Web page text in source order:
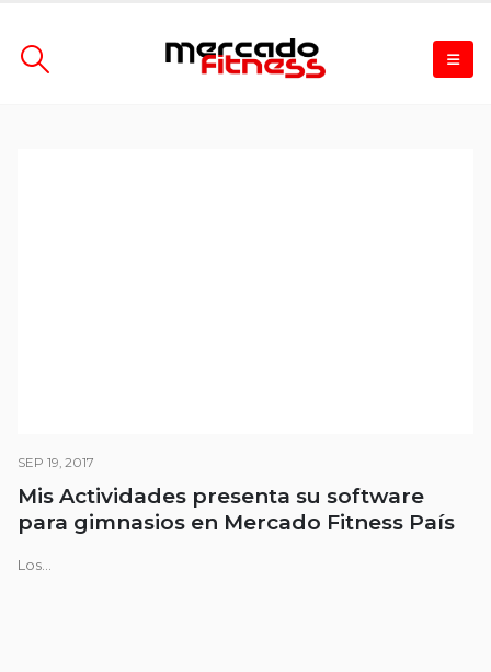
SEP 19, 2017
Mis Actividades presenta su software
para gimnasios en Mercado Fitness País
Los...